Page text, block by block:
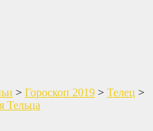
> Гороскоп 2019 > Телец >
Тельца